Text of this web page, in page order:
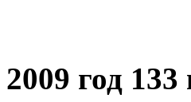
2009 год